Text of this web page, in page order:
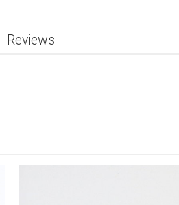
Reviews